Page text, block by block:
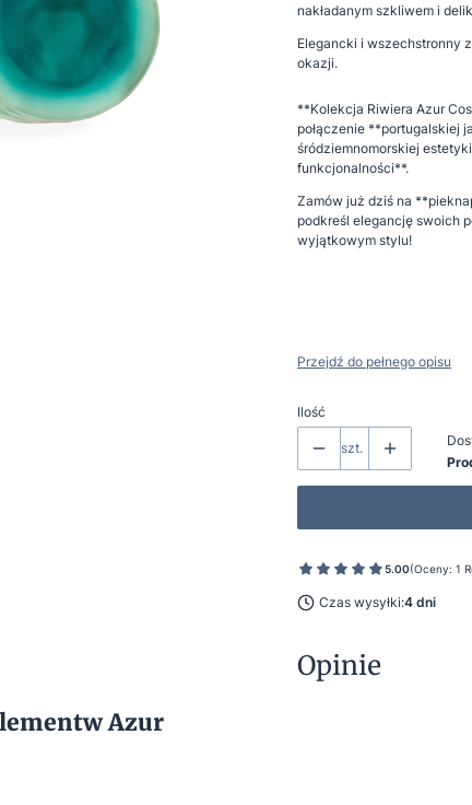
nakładanym szkliwem i
Elegancki i wszechstronny
okazji.
**Kolekcja Riwiera Azur
połączenie **portugalskiej
śródziemnomorskiej
funkcjonalności**.
Zamów już dziś na
podkreśl elegancję swoich
wyjątkowym stylu!
Przejdź do pełnego opisu
Ilość
szt.
5.00(Oceny: 1
Czas wysyłki:4 dni
Azur
Opinie